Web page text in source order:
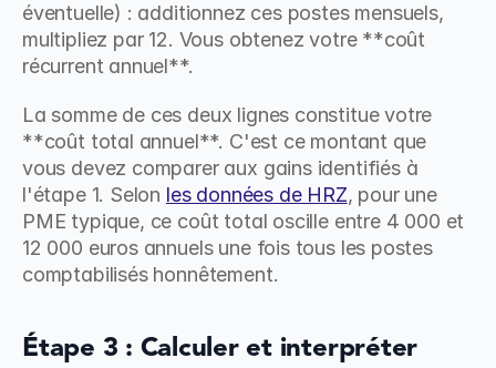
éventuelle) : additionnez ces postes mensuels,
multipliez par 12. Vous obtenez votre **coût
récurrent annuel**.
La somme de ces deux lignes constitue votre
**coût total annuel**. C'est ce montant que
vous devez comparer aux gains identifiés à
l'étape 1. Selon les données de HRZ, pour une
PME typique, ce coût total oscille entre 4 000 et
12 000 euros annuels une fois tous les postes
comptabilisés honnêtement.
Étape 3 : Calculer et interpréter